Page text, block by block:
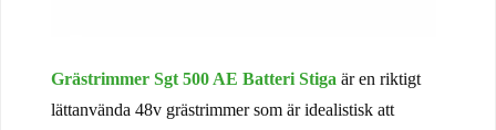
Grästrimmer Sgt 500 AE Batteri Stiga är en riktigt
lättanvända 48v grästrimmer som är idealistisk att